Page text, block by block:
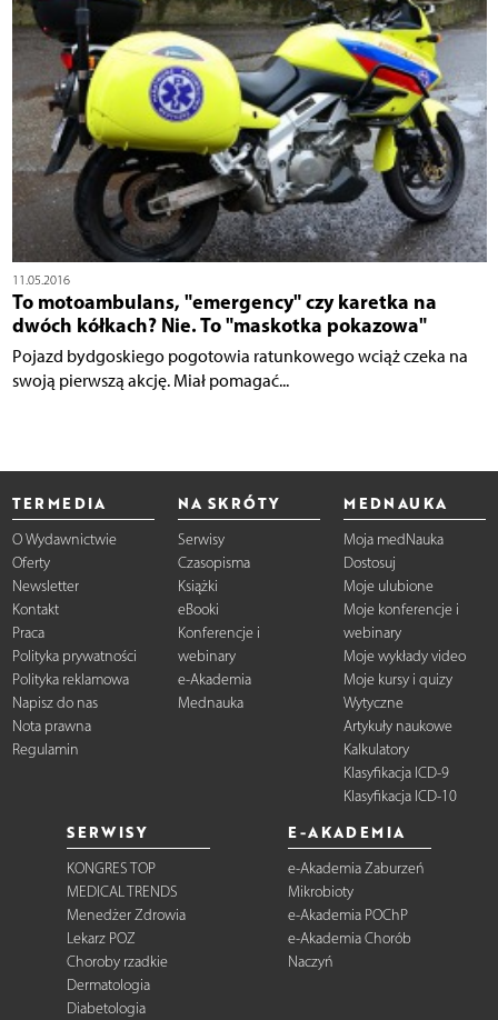
11.05.2016
To motoambulans, "emergency" czy karetka na
dwóch kółkach? Nie. To "maskotka pokazowa"
Pojazd bydgoskiego pogotowia ratunkowego wciąż czeka na
swoją pierwszą akcję. Miał pomagać...
TERMEDIA
O Wydawnictwie
Oferty
Newsletter
Kontakt
Praca
Polityka prywatności
Polityka reklamowa
Napisz do nas
Nota prawna
Regulamin
NA SKRÓTY
Serwisy
Czasopisma
Książki
eBooki
Konferencje i
webinary
e-Akademia
Mednauka
MEDNAUKA
Moja medNauka
Dostosuj
Moje ulubione
Moje konferencje i
webinary
Moje wykłady video
Moje kursy i quizy
Wytyczne
Artykuły naukowe
Kalkulatory
Klasyfikacja ICD-9
Klasyfikacja ICD-10
SERWISY
KONGRES TOP
MEDICAL TRENDS
Menedżer Zdrowia
Lekarz POZ
Choroby rzadkie
Dermatologia
Diabetologia
E-AKADEMIA
e-Akademia Zaburzeń
Mikrobioty
e-Akademia POChP
e-Akademia Chorób
Naczyń